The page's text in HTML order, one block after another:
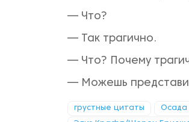
— Что?
— Так трагично.
— Что? Почему
— Можешь
грустные цитаты Осада